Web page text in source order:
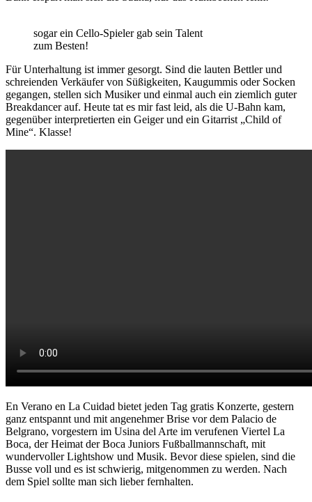
sogar ein Cello-Spieler gab sein Talent
zum Besten!
Für Unterhaltung ist immer gesorgt. Sind die lauten Bettler und
schreienden Verkäufer von Süßigkeiten, Kaugummis oder Socken
gegangen, stellen sich Musiker und einmal auch ein ziemlich guter
Breakdancer auf. Heute tat es mir fast leid, als die U-Bahn kam,
gegenüber interpretierten ein Geiger und ein Gitarrist „Child of
Mine“. Klasse!
En Verano en La Cuidad bietet jeden Tag gratis Konzerte, gestern
ganz entspannt und mit angenehmer Brise vor dem Palacio de
Belgrano, vorgestern im Usina del Arte im verufenen Viertel La
Boca, der Heimat der Boca Juniors Fußballmannschaft, mit
wundervoller Lightshow und Musik. Bevor diese spielen, sind die
Busse voll und es ist schwierig, mitgenommen zu werden. Nach
dem Spiel sollte man sich lieber fernhalten.